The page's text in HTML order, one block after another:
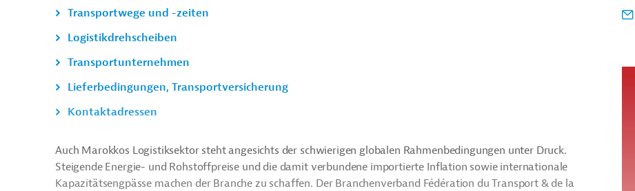
Transportwege und -zeiten
Logistikdrehscheiben
Transportunternehmen
Lieferbedingungen, Transportversicherung
Kontaktadressen
Auch Marokkos Logistiksektor steht angesichts der schwierigen globalen Rahmenbedingungen unter Druck.
Steigende Energie- und Rohstoffpreise und die damit verbundene importierte Inflation sowie internationale
Kapazitätsengpässe machen der Branche zu schaffen. Der Branchenverband Fédération du Transport & de la